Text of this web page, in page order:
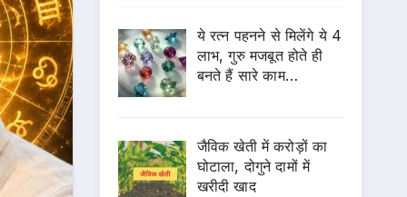
ये रत्न पहनने से मिलेंगे ये 4
लाभ, गुरु मजबूत होते ही
बनते हैं सारे काम…
जैविक खेती में करोड़ों का
घोटाला, दोगुने दामों में
खरीदी खाद